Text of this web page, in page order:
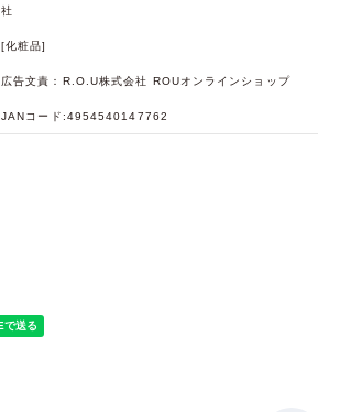
社
[化粧品]
広告文責：R.O.U株式会社 ROUオンラインショップ
JANコード:4954540147762